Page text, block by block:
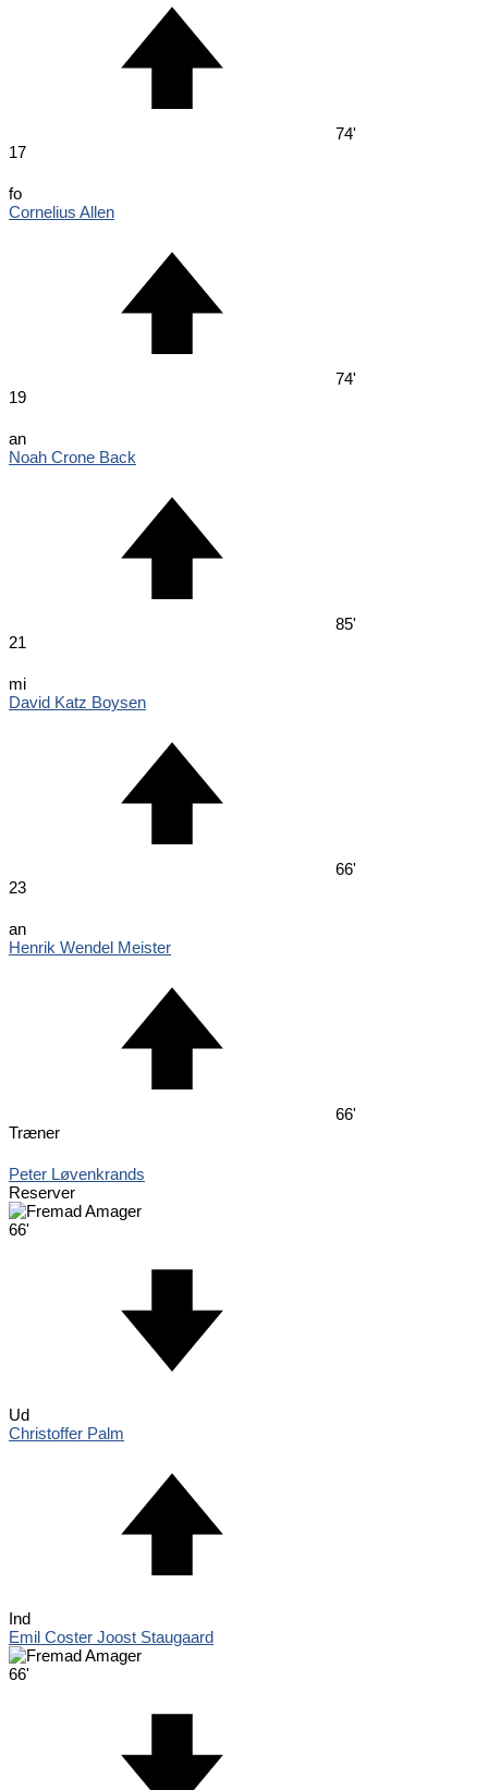
74'
17
fo
Cornelius Allen
74'
19
an
Noah Crone Back
85'
21
mi
David Katz Boysen
66'
23
an
Henrik Wendel Meister
66'
Træner
Peter Løvenkrands
Reserver
66'
Ud
Christoffer Palm
Ind
Emil Coster Joost Staugaard
66'